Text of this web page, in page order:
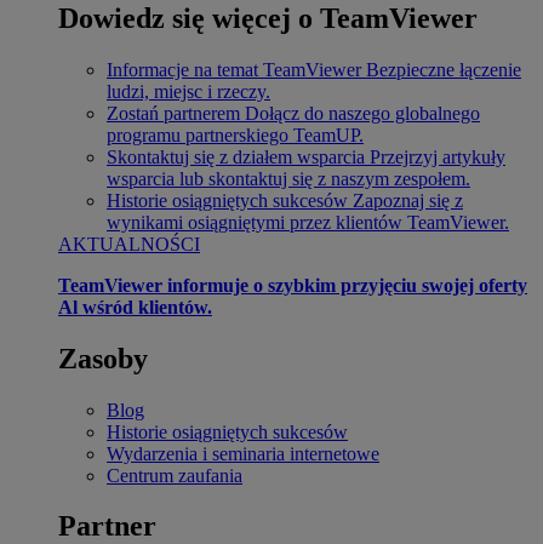
Dowiedz się więcej o TeamViewer
Informacje na temat TeamViewer Bezpieczne łączenie
ludzi, miejsc i rzeczy.
Zostań partnerem Dołącz do naszego globalnego
programu partnerskiego TeamUP.
Skontaktuj się z działem wsparcia Przejrzyj artykuły
wsparcia lub skontaktuj się z naszym zespołem.
Historie osiągniętych sukcesów Zapoznaj się z
wynikami osiągniętymi przez klientów TeamViewer.
AKTUALNOŚCI
TeamViewer informuje o szybkim przyjęciu swojej oferty
Al wśród klientów.
Zasoby
Blog
Historie osiągniętych sukcesów
Wydarzenia i seminaria internetowe
Centrum zaufania
Partner